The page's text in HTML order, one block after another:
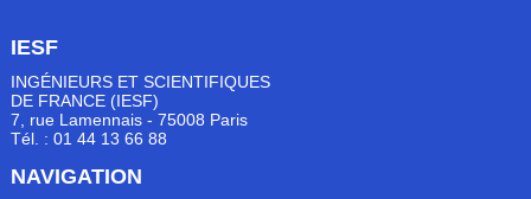
IESF
INGÉNIEURS ET SCIENTIFIQUES
DE FRANCE (IESF)
7, rue Lamennais - 75008 Paris
Tél. : 01 44 13 66 88
NAVIGATION